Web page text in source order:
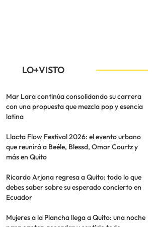
LO+VISTO
Mar Lara continúa consolidando su carrera
con una propuesta que mezcla pop y esencia
latina
Llacta Flow Festival 2026: el evento urbano
que reunirá a Beéle, Blessd, Omar Courtz y
más en Quito
Ricardo Arjona regresa a Quito: todo lo que
debes saber sobre su esperado concierto en
Ecuador
Mujeres a la Plancha llega a Quito: una noche